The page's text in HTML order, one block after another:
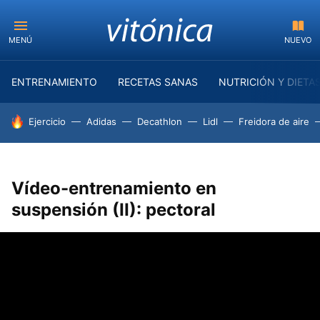
MENÚ NUEVO
ENTRENAMIENTO RECETAS SANAS NUTRICIÓN Y
HOY SE HABLA DE
Ejercicio Adidas Decathlon Lidl Freidora de aire
Vídeo-entrenamiento en
suspensión (II): pectoral